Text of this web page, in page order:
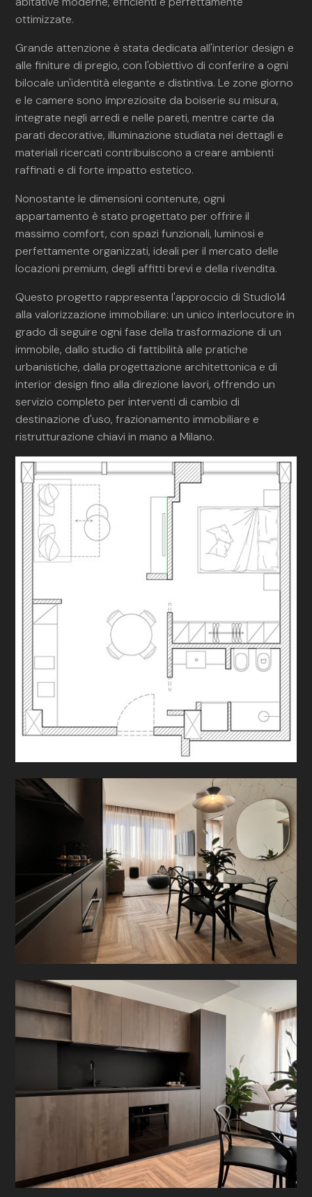
ottimizzate.
Grande attenzione è stata dedicata all'interior design e
alle finiture di pregio, con l'obiettivo di conferire a ogni
bilocale un'identità elegante e distintiva. Le zone giorno
e le camere sono impreziosite da boiserie su misura,
integrate negli arredi e nelle pareti, mentre carte da
parati decorative, illuminazione studiata nei dettagli e
materiali ricercati contribuiscono a creare ambienti
raffinati e di forte impatto estetico.
Nonostante le dimensioni contenute, ogni
appartamento è stato progettato per offrire il
massimo comfort, con spazi funzionali, luminosi e
perfettamente organizzati, ideali per il mercato delle
locazioni premium, degli affitti brevi e della rivendita.
Questo progetto rappresenta l'approccio di Studio14
alla valorizzazione immobiliare: un unico interlocutore in
grado di seguire ogni fase della trasformazione di un
immobile, dallo studio di fattibilità alle pratiche
urbanistiche, dalla progettazione architettonica e di
interior design fino alla direzione lavori, offrendo un
servizio completo per interventi di cambio di
destinazione d'uso, frazionamento immobiliare e
ristrutturazione chiavi in mano a Milano.